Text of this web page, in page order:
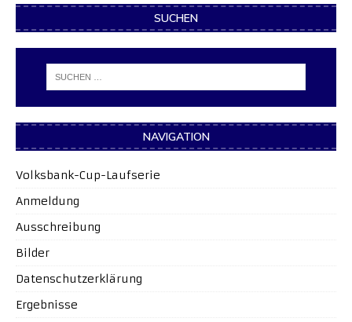
SUCHEN
NAVIGATION
Volksbank-Cup-Laufserie
Anmeldung
Ausschreibung
Bilder
Datenschutzerklärung
Ergebnisse